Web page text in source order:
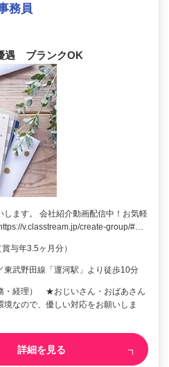
務員
遇 ブランクOK
します。 会社紹介動画配信中！お気軽
v.classtream.jp/create-group/#…
与年3.5ヶ月分）
東武野田線「運河駅」より徒歩10分
・経理） ★おじいさん・おばあさん
境なので、優しい対応をお願いしま
詳細を見る